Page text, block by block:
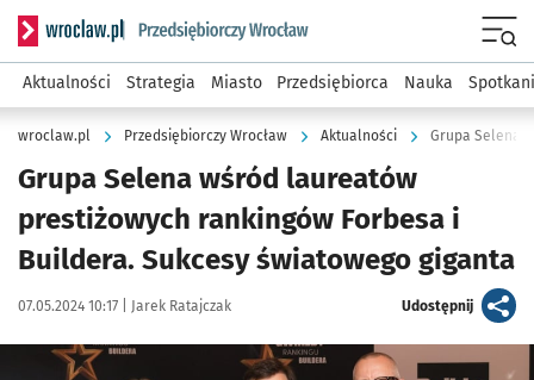
Serwis informacyjny wroclaw.pl podserwis: Strategia
Aktualności Strategia Miasto Przedsiębiorca Nauka
wroclaw.pl Przedsiębiorczy Wrocław Aktualności Grupa Selena
Grupa Selena wśród laureatów
prestiżowych rankingów Forbesa i
Buildera. Sukcesy światowego giganta
Data publikacji:
07.05.2024 10:17 | Autor:
Jarek Ratajczak Udostępnijartykuł
Kliknij, aby powiększyć